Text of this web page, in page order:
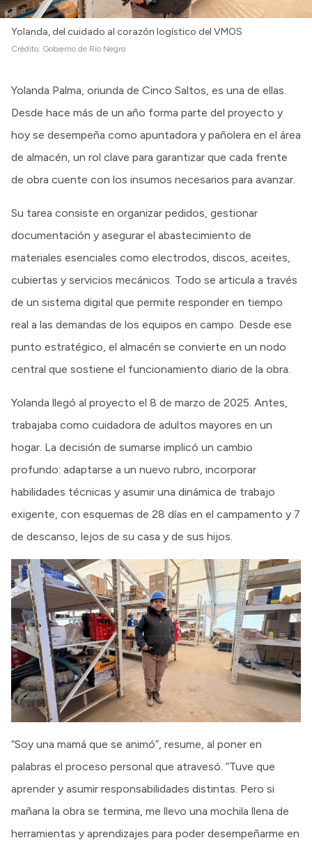
Yolanda, del cuidado al corazón logístico del VMOS
Crédito: Gobierno de Río Negro
Yolanda Palma, oriunda de Cinco Saltos, es una de ellas.
Desde hace más de un año forma parte del proyecto y
hoy se desempeña como apuntadora y pañolera en el área
de almacén, un rol clave para garantizar que cada frente
de obra cuente con los insumos necesarios para avanzar.
Su tarea consiste en organizar pedidos, gestionar
documentación y asegurar el abastecimiento de
materiales esenciales como electrodos, discos, aceites,
cubiertas y servicios mecánicos. Todo se articula a través
de un sistema digital que permite responder en tiempo
real a las demandas de los equipos en campo. Desde ese
punto estratégico, el almacén se convierte en un nodo
central que sostiene el funcionamiento diario de la obra.
Yolanda llegó al proyecto el 8 de marzo de 2025. Antes,
trabajaba como cuidadora de adultos mayores en un
hogar. La decisión de sumarse implicó un cambio
profundo: adaptarse a un nuevo rubro, incorporar
habilidades técnicas y asumir una dinámica de trabajo
exigente, con esquemas de 28 días en el campamento y 7
de descanso, lejos de su casa y de sus hijos.
“Soy una mamá que se animó”, resume, al poner en
palabras el proceso personal que atravesó. “Tuve que
aprender y asumir responsabilidades distintas. Pero si
mañana la obra se termina, me llevo una mochila llena de
herramientas y aprendizajes para poder desempeñarme en